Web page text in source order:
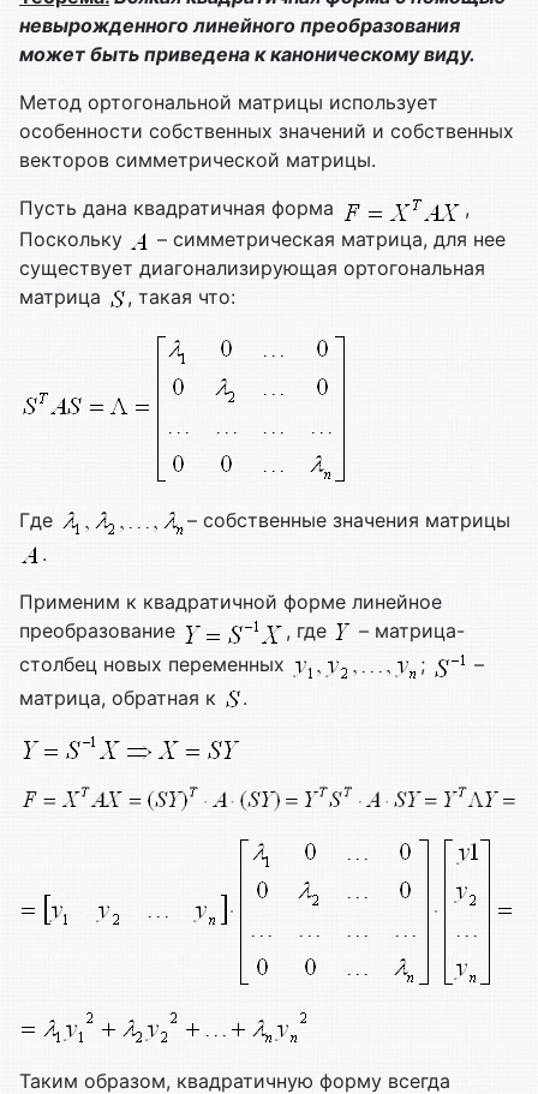
невырожденного линейного преобразования
может быть приведена к каноническому виду.
Метод ортогональной матрицы использует
особенности собственных значений и собственных
векторов симметрической матрицы.
Пусть дана квадратичная форма
,
Поскольку
– симметрическая матрица, для нее
существует диагонализирующая ортогональная
матрица
, такая что:
Где
– собственные значения матрицы
.
Применим к квадратичной форме линейное
преобразование
, где
– матрица-
столбец новых переменных
;
–
матрица, обратная к
.
Таким образом, квадратичную форму всегда